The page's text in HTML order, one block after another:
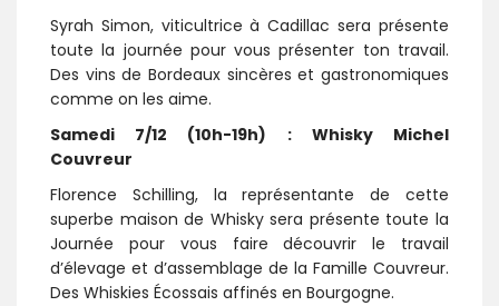
Syrah Simon, viticultrice à Cadillac sera présente
toute la journée pour vous présenter ton travail.
Des vins de Bordeaux sincères et gastronomiques
comme on les aime.
Samedi 7/12 (10h-19h) : Whisky Michel
Couvreur
Florence Schilling, la représentante de cette
superbe maison de Whisky sera présente toute la
Journée pour vous faire découvrir le travail
d’élevage et d’assemblage de la Famille Couvreur.
Des Whiskies Écossais affinés en Bourgogne.